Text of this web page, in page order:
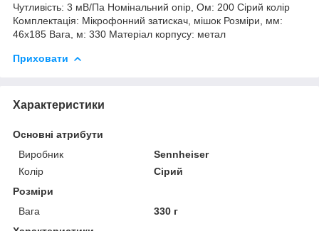
Чутливість: 3 мВ/Па Номінальний опір, Ом: 200 Сірий колір
Комплектація: Мікрофонний затискач, мішок Розміри, мм:
46x185 Вага, м: 330 Матеріал корпусу: метал
Приховати
Характеристики
Основні атрибути
Виробник
Sennheiser
Колір
Сірий
Розміри
Вага
330 г